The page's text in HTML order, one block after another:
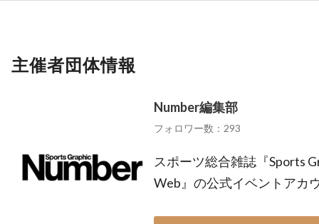
主催者団体情報
Number編集部
フォロワー数：293
スポーツ総合雑誌『Sports
Web』の公式イベントアカ